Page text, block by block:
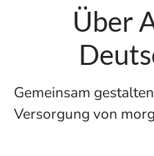
Über
Gemeinsam
Versorgung von